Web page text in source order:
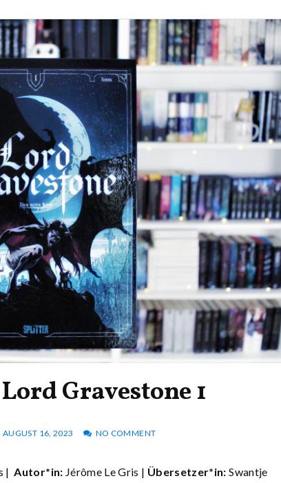
Gravestone 1
AUGUST 16, 2023 NO COMMENT
| Autor*in: Jérôme Le Gris | Übersetzer*in: Swantje